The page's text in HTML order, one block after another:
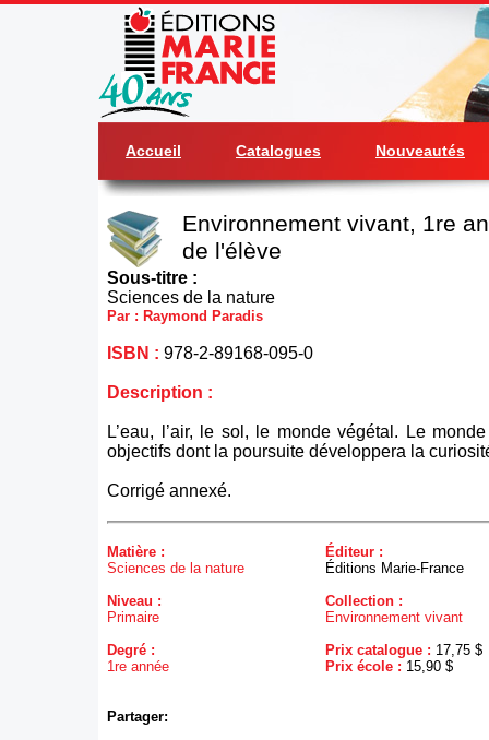
Accueil Catalogues Nouveautés
Environnement vivant, 1re
de l'élève
Sous-titre :
Sciences de la nature
Par : Raymond Paradis
ISBN : 978-2-89168-095-0
Description :
L’eau, l’air, le sol, le monde végétal. Le
objectifs dont la poursuite développera la
Corrigé annexé.
Matière :
Sciences de la nature
Niveau :
Primaire
Degré :
1re année
Éditeur :
Éditions Marie-France
Collection :
Environnement vivant
Prix catalogue : 17,75 $
Prix école : 15,90 $
Partager: